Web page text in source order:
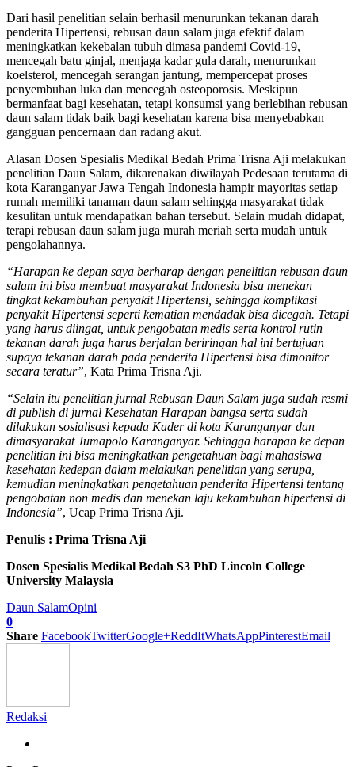
Dari hasil penelitian selain berhasil menurunkan tekanan darah
penderita Hipertensi, rebusan daun salam juga efektif dalam
meningkatkan kekebalan tubuh dimasa pandemi Covid-19,
mencegah batu ginjal, menjaga kadar gula darah, menurunkan
koelsterol, mencegah serangan jantung, mempercepat proses
penyembuhan luka dan mencegah osteoporosis. Meskipun
bermanfaat bagi kesehatan, tetapi konsumsi yang berlebihan rebusan
daun salam tidak baik bagi kesehatan karena bisa menyebabkan
gangguan pencernaan dan radang akut.
Alasan Dosen Spesialis Medikal Bedah Prima Trisna Aji melakukan
penelitian Daun Salam, dikarenakan diwilayah Pedesaan terutama di
kota Karanganyar Jawa Tengah Indonesia hampir mayoritas setiap
rumah memiliki tanaman daun salam sehingga masyarakat tidak
kesulitan untuk mendapatkan bahan tersebut. Selain mudah didapat,
terapi rebusan daun salam juga murah meriah serta mudah untuk
pengolahannya.
“Harapan ke depan saya berharap dengan penelitian rebusan daun
salam ini bisa membuat masyarakat Indonesia bisa menekan
tingkat kekambuhan penyakit Hipertensi, sehingga komplikasi
penyakit Hipertensi seperti kematian mendadak bisa dicegah. Tetapi
yang harus diingat, untuk pengobatan medis serta kontrol rutin
tekanan darah juga harus berjalan beriringan hal ini bertujuan
supaya tekanan darah pada penderita Hipertensi bisa dimonitor
secara teratur”, Kata Prima Trisna Aji.
“Selain itu penelitian jurnal Rebusan Daun Salam juga sudah resmi
di publish di jurnal Kesehatan Harapan bangsa serta sudah
dilakukan sosialisasi kepada Kader di kota Karanganyar dan
dimasyarakat Jumapolo Karanganyar. Sehingga harapan ke depan
penelitian ini bisa meningkatkan pengetahuan bagi mahasiswa
kesehatan kedepan dalam melakukan penelitian yang serupa,
kemudian meningkatkan pengetahuan penderita Hipertensi tentang
pengobatan non medis dan menekan laju kekambuhan hipertensi di
Indonesia”, Ucap Prima Trisna Aji.
Penulis : Prima Trisna Aji
Dosen Spesialis Medikal Bedah S3 PhD Lincoln College
University Malaysia
Daun SalamOpini
0
Share FacebookTwitterGoogle+ReddItWhatsAppPinterestEmail
Redaksi